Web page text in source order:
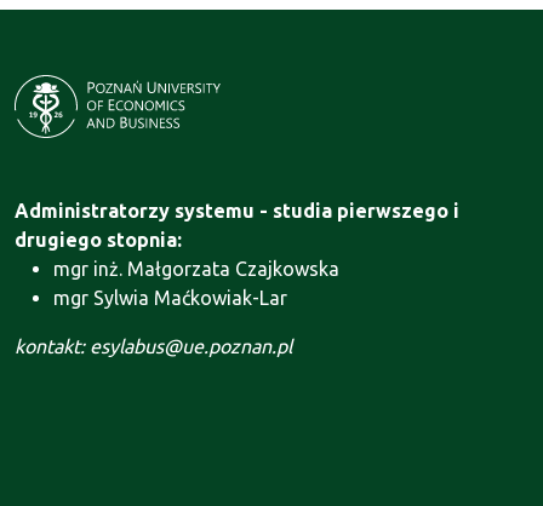
Administratorzy systemu - studia pierwszego i
drugiego stopnia:
mgr inż. Małgorzata Czajkowska
mgr Sylwia Maćkowiak-Lar
kontakt: esylabus@ue.poznan.pl